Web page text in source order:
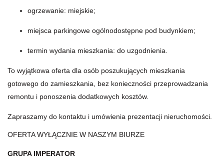
ogrzewanie: miejskie;
miejsca parkingowe ogólnodostępne pod budynkiem;
termin wydania mieszkania: do uzgodnienia.
To wyjątkowa oferta dla osób poszukujących mieszkania
gotowego do zamieszkania, bez konieczności przeprowadzania
remontu i ponoszenia dodatkowych kosztów.
Zapraszamy do kontaktu i umówienia prezentacji nieruchomości.
OFERTA WYŁĄCZNIE W NASZYM BIURZE
GRUPA IMPERATOR